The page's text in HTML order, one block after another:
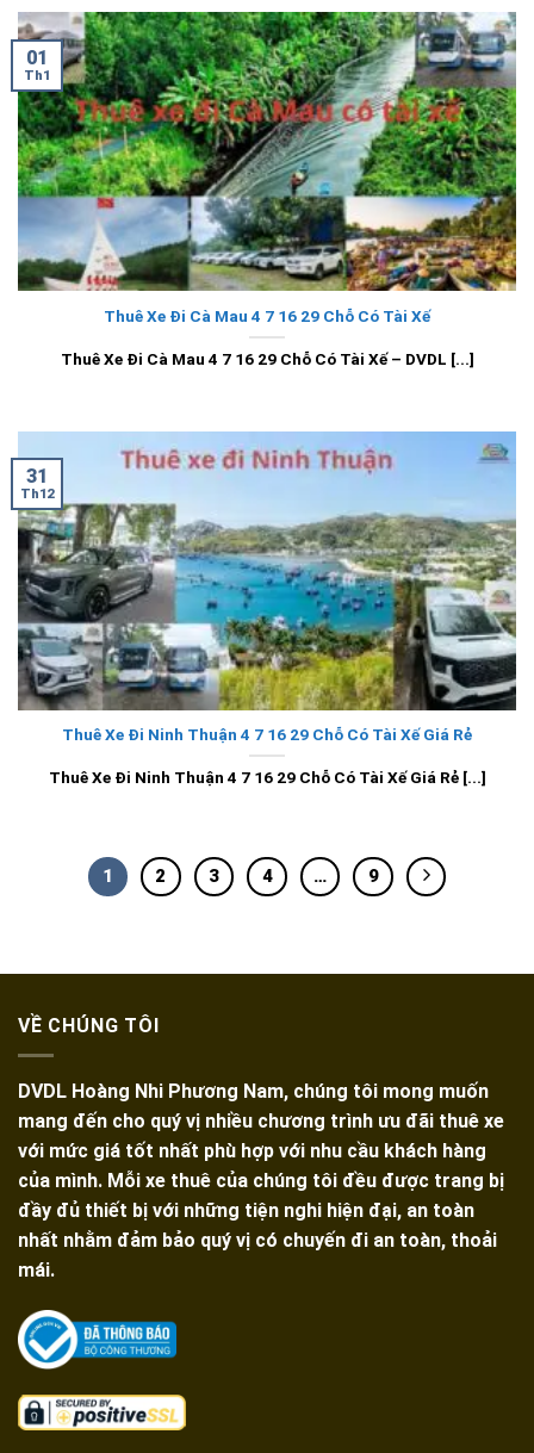
Thuê Xe Đi Cà Mau 4 7 16 29 Chỗ Có Tài Xế
Thuê Xe Đi Cà Mau 4 7 16 29 Chỗ Có Tài Xế – DVDL [...]
01
Th1
Thuê Xe Đi Ninh Thuận 4 7 16 29 Chỗ Có Tài Xế Giá Rẻ
Thuê Xe Đi Ninh Thuận 4 7 16 29 Chỗ Có Tài Xế Giá Rẻ [...]
31
Th12
1 2 3 4 … 9
VỀ CHÚNG TÔI
DVDL Hoàng Nhi Phương Nam, chúng tôi mong muốn
mang đến cho quý vị nhiều chương trình ưu đãi thuê xe
với mức giá tốt nhất phù hợp với nhu cầu khách hàng
của mình. Mỗi xe thuê của chúng tôi đều được trang bị
đầy đủ thiết bị với những tiện nghi hiện đại, an toàn
nhất nhằm đảm bảo quý vị có chuyến đi an toàn, thoải
mái.